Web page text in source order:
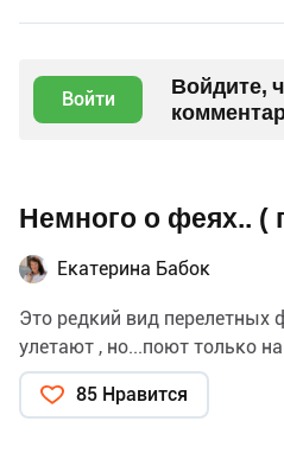
Войти
Войдите,
Немного о феях.. (
Екатерина Бабок
Это редкий вид перелетных
улетают , но...поют только
85 Нравится